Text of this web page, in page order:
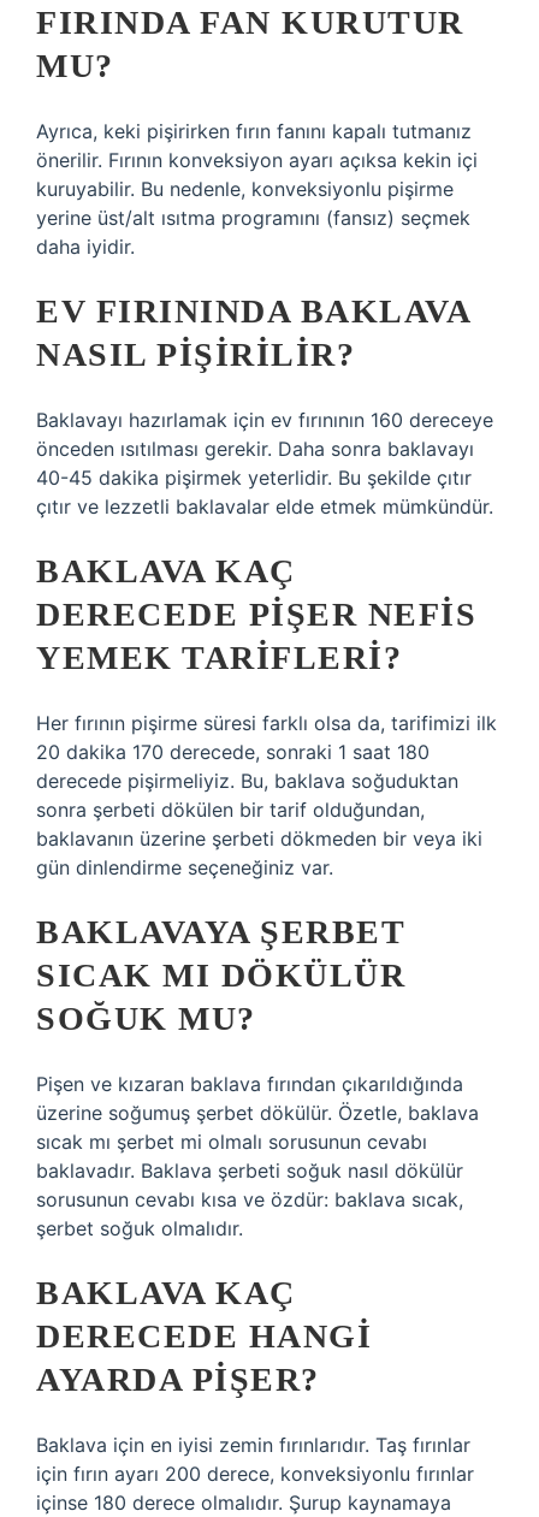
FIRINDA FAN KURUTUR
MU?
Ayrıca, keki pişirirken fırın fanını kapalı tutmanız
önerilir. Fırının konveksiyon ayarı açıksa kekin içi
kuruyabilir. Bu nedenle, konveksiyonlu pişirme
yerine üst/alt ısıtma programını (fansız) seçmek
daha iyidir.
EV FIRININDA BAKLAVA
NASIL PIŞIRILIR?
Baklavayı hazırlamak için ev fırınının 160 dereceye
önceden ısıtılması gerekir. Daha sonra baklavayı
40-45 dakika pişirmek yeterlidir. Bu şekilde çıtır
çıtır ve lezzetli baklavalar elde etmek mümkündür.
BAKLAVA KAÇ
DERECEDE PIŞER NEFIS
YEMEK TARIFLERI?
Her fırının pişirme süresi farklı olsa da, tarifimizi ilk
20 dakika 170 derecede, sonraki 1 saat 180
derecede pişirmeliyiz. Bu, baklava soğuduktan
sonra şerbeti dökülen bir tarif olduğundan,
baklavanın üzerine şerbeti dökmeden bir veya iki
gün dinlendirme seçeneğiniz var.
BAKLAVAYA ŞERBET
SICAK MI DÖKÜLÜR
SOĞUK MU?
Pişen ve kızaran baklava fırından çıkarıldığında
üzerine soğumuş şerbet dökülür. Özetle, baklava
sıcak mı şerbet mi olmalı sorusunun cevabı
baklavadır. Baklava şerbeti soğuk nasıl dökülür
sorusunun cevabı kısa ve özdür: baklava sıcak,
şerbet soğuk olmalıdır.
BAKLAVA KAÇ
DERECEDE HANGI
AYARDA PIŞER?
Baklava için en iyisi zemin fırınlarıdır. Taş fırınlar
için fırın ayarı 200 derece, konveksiyonlu fırınlar
içinse 180 derece olmalıdır. Şurup kaynamaya